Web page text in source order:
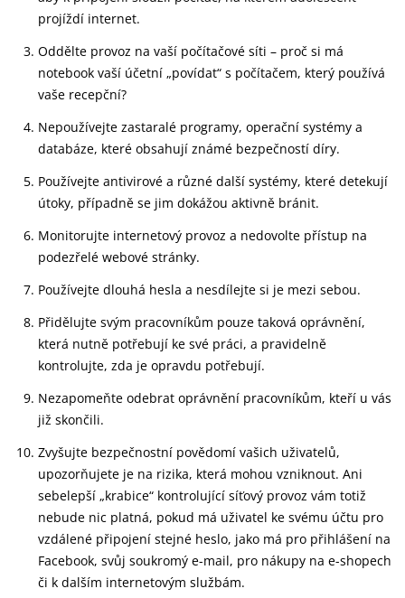
projíždí internet.
Oddělte provoz na vaší počítačové síti – proč si má
notebook vaší účetní „povídat“ s počítačem, který používá
vaše recepční?
Nepoužívejte zastaralé programy, operační systémy a
databáze, které obsahují známé bezpečností díry.
Používejte antivirové a různé další systémy, které detekují
útoky, případně se jim dokážou aktivně bránit.
Monitorujte internetový provoz a nedovolte přístup na
podezřelé webové stránky.
Používejte dlouhá hesla a nesdílejte si je mezi sebou.
Přidělujte svým pracovníkům pouze taková oprávnění,
která nutně potřebují ke své práci, a pravidelně
kontrolujte, zda je opravdu potřebují.
Nezapomeňte odebrat oprávnění pracovníkům, kteří u vás
již skončili.
Zvyšujte bezpečnostní povědomí vašich uživatelů,
upozorňujete je na rizika, která mohou vzniknout. Ani
sebelepší „krabice“ kontrolující síťový provoz vám totiž
nebude nic platná, pokud má uživatel ke svému účtu pro
vzdálené připojení stejné heslo, jako má pro přihlášení na
Facebook, svůj soukromý e-mail, pro nákupy na e-shopech
či k dalším internetovým službám.